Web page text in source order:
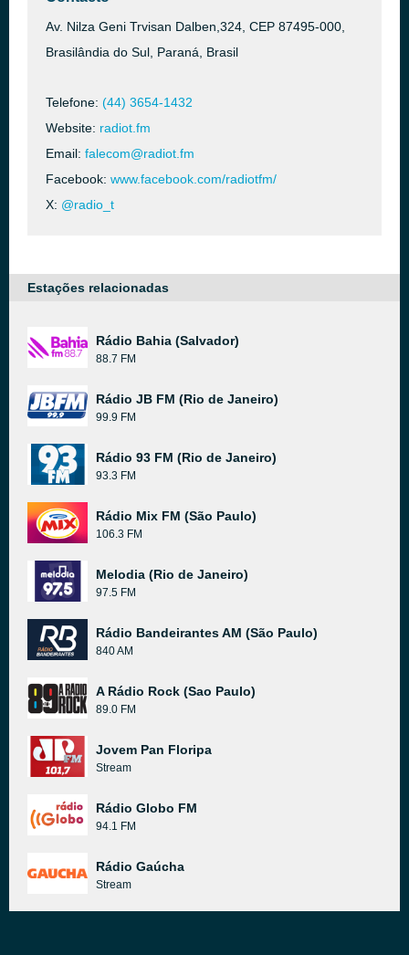
Av. Nilza Geni Trvisan Dalben,324, CEP 87495-000,
Brasilândia do Sul, Paraná, Brasil
Telefone: (44) 3654-1432
Website: radiot.fm
Email: falecom@radiot.fm
Facebook: www.facebook.com/radiotfm/
X: @radio_t
Estações relacionadas
Rádio Bahia (Salvador)
88.7 FM
Rádio JB FM (Rio de Janeiro)
99.9 FM
Rádio 93 FM (Rio de Janeiro)
93.3 FM
Rádio Mix FM (São Paulo)
106.3 FM
Melodia (Rio de Janeiro)
97.5 FM
Rádio Bandeirantes AM (São Paulo)
840 AM
A Rádio Rock (Sao Paulo)
89.0 FM
Jovem Pan Floripa
Stream
Rádio Globo FM
94.1 FM
Rádio Gaúcha
Stream